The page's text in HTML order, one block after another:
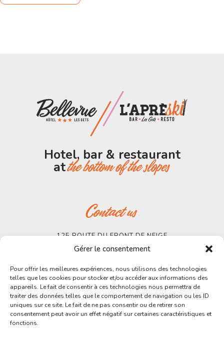
Gérer le consentement
Pour offrir les meilleures expériences, nous utilisons des technologies
telles que les cookies pour stocker et/ou accéder aux informations des
appareils. Le fait de consentir à ces technologies nous permettra de
traiter des données telles que le comportement de navigation ou les ID
uniques sur ce site. Le fait de ne pas consentir ou de retirer son
consentement peut avoir un effet négatif sur certaines caractéristiques et
fonctions.
Hotel, bar & restaurant
atthe bottom of the slopes
Contact us
125 ROUTE DU FRONT DE NEIGE
74260 LES GETS
TEL. 04.50.75.80.95
BOOK